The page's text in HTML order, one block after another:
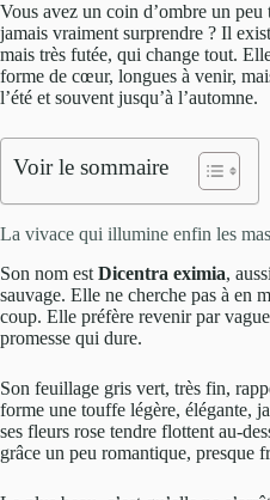
Vous avez un coin d’ombre un peu
jamais vraiment surprendre ? Il
mais très futée, qui change tout.
forme de cœur, longues à venir,
l’été et souvent jusqu’à l’automne.
Voir le sommaire
La vivace qui illumine enfin les
Son nom est Dicentra eximia,
sauvage. Elle ne cherche pas à en
coup. Elle préfère revenir par
promesse qui dure.
Son feuillage gris vert, très fin,
forme une touffe légère, élégante,
ses fleurs rose tendre flottent au-
grâce un peu romantique, presque